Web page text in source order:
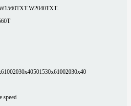
XT-W2040TXT-
2030x40501530x61002030x40
speed